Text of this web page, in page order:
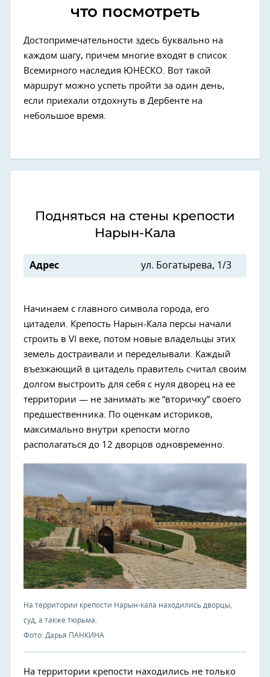
что посмотреть
Достопримечательности здесь буквально на
каждом шагу, причем многие входят в список
Всемирного наследия ЮНЕСКО. Вот такой
маршрут можно успеть пройти за один день,
если приехали отдохнуть в Дербенте на
небольшое время.
Подняться на стены крепости
Нарын-Кала
Адрес ул. ​Богатырева, 1/3
Начинаем с главного символа города, его
цитадели. Крепость Нарын-Кала персы начали
строить в VI веке, потом новые владельцы этих
земель достраивали и переделывали. Каждый
въезжающий в цитадель правитель считал своим
долгом выстроить для себя с нуля дворец на ее
территории — не занимать же “вторичку” своего
предшественника. По оценкам историков,
максимально внутри крепости могло
располагаться до 12 дворцов одновременно.
На территории крепости Нарын-кала находились дворцы,
суд, а также тюрьма.
Фото: Дарья ПАНКИНА
На территории крепости находились не только